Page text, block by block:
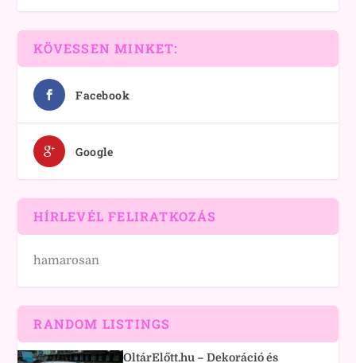
KÖVESSEN MINKET:
Facebook
Google
HÍRLEVÉL FELIRATKOZÁS
hamarosan
RANDOM LISTINGS
OltárElőtt.hu – Dekoráció és